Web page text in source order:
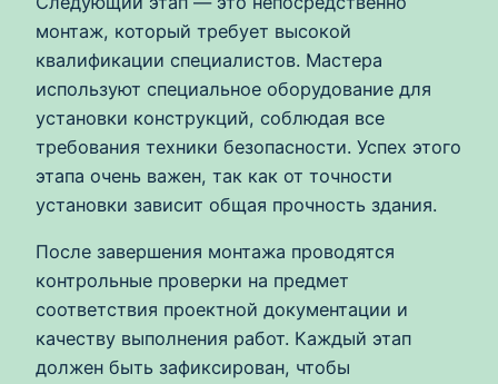
монтаж, который требует высокой
квалификации специалистов. Мастера
используют специальное оборудование для
установки конструкций, соблюдая все
требования техники безопасности. Успех этого
этапа очень важен, так как от точности
установки зависит общая прочность здания.
После завершения монтажа проводятся
контрольные проверки на предмет
соответствия проектной документации и
качеству выполнения работ. Каждый этап
должен быть зафиксирован, чтобы